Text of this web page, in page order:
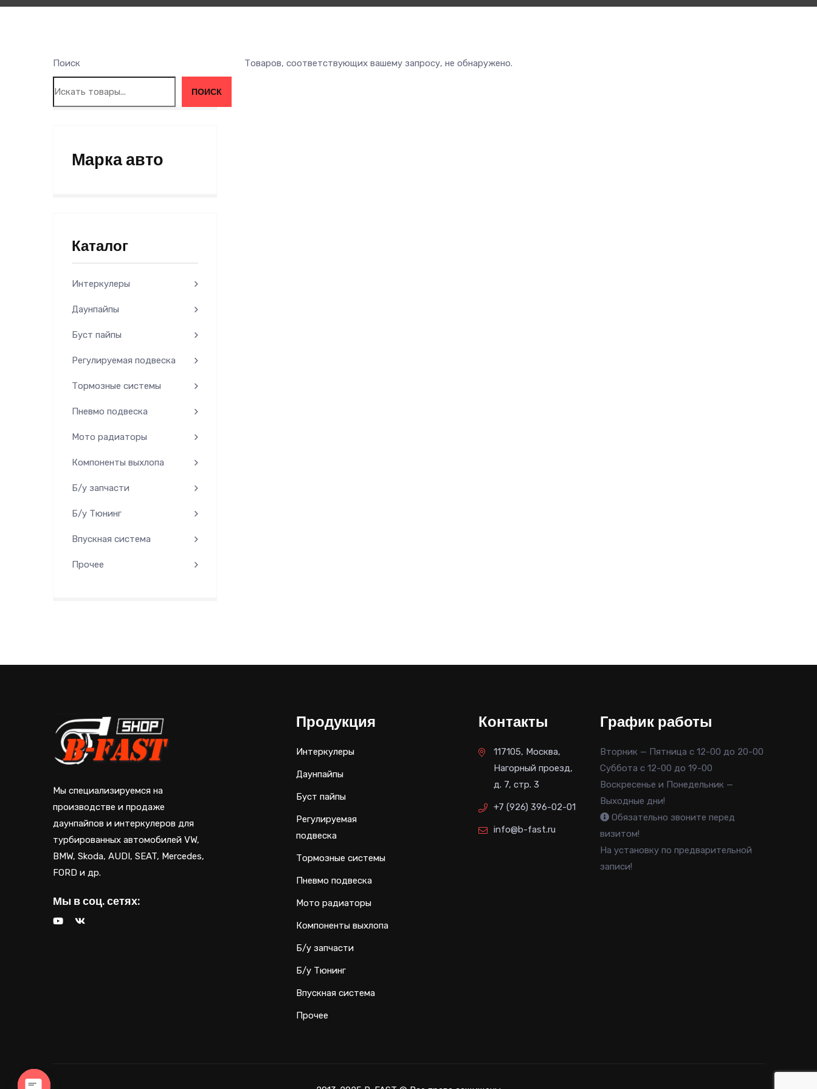
Поиск
ПОИСК
Марка авто
Каталог
Интеркулеры
Даунпайпы
Буст пайпы
Регулируемая подвеска
Тормозные системы
Пневмо подвеска
Мото радиаторы
Компоненты выхлопа
Б/у запчасти
Б/у Тюнинг
Впускная система
Прочее
Товаров, соответствующих вашему запросу, не обнаружено.
Мы специализируемся на
производстве и продаже
даунпайпов и интеркулеров для
турбированных автомобилей VW,
BMW, Skoda, AUDI, SEAT, Mercedes,
FORD и др.
Мы в соц. сетях:
Продукция
Интеркулеры
Даунпайпы
Буст пайпы
Регулируемая
подвеска
Тормозные системы
Пневмо подвеска
Мото радиаторы
Компоненты выхлопа
Б/у запчасти
Б/у Тюнинг
Впускная система
Прочее
Контакты
117105, Москва,
Нагорный проезд,
д. 7, стр. 3
+7 (926) 396-02-01
info@b-fast.ru
График работы
Вторник — Пятница с 12-00 до 20-00
Суббота с 12-00 до 19-00
Воскресенье и Понедельник —
Выходные дни!
Обязательно звоните перед
визитом!
На установку по предварительной
записи!